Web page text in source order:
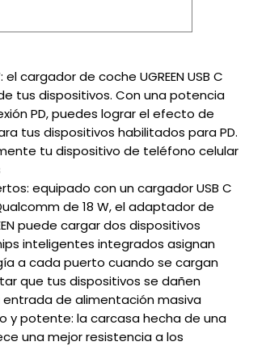
cargador de coche UGREEN USB C
tus dispositivos. Con una potencia
PD, puedes lograr el efecto de
tus dispositivos habilitados para PD.
tu dispositivo de teléfono celular
equipado con un cargador USB C
de 18 W, el adaptador de
puede cargar dos dispositivos
inteligentes integrados asignan
a cada puerto cuando se cargan
que tus dispositivos se dañen
de alimentación masiva
y potente: la carcasa hecha de una
una mejor resistencia a los